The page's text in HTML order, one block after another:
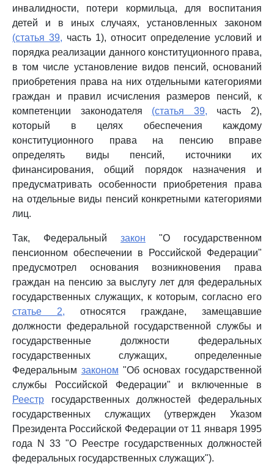
инвалидности, потери кормильца, для воспитания
детей и в иных случаях, установленных законом
(статья 39, часть 1), относит определение условий и
порядка реализации данного конституционного права,
в том числе установление видов пенсий, оснований
приобретения права на них отдельными категориями
граждан и правил исчисления размеров пенсий, к
компетенции законодателя (статья 39, часть 2),
который в целях обеспечения каждому
конституционного права на пенсию вправе
определять виды пенсий, источники их
финансирования, общий порядок назначения и
предусматривать особенности приобретения права
на отдельные виды пенсий конкретными категориями
лиц.
Так, Федеральный закон "О государственном
пенсионном обеспечении в Российской Федерации"
предусмотрел основания возникновения права
граждан на пенсию за выслугу лет для федеральных
государственных служащих, к которым, согласно его
статье 2, относятся граждане, замещавшие
должности федеральной государственной службы и
государственные должности федеральных
государственных служащих, определенные
Федеральным законом "Об основах государственной
службы Российской Федерации" и включенные в
Реестр государственных должностей федеральных
государственных служащих (утвержден Указом
Президента Российской Федерации от 11 января 1995
года N 33 "О Реестре государственных должностей
федеральных государственных служащих").